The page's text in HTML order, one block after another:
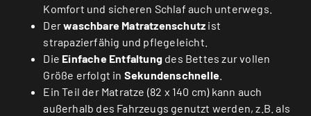
Komfort und sicheren Schlaf auch unterwegs.
Derwaschbare Matratzenschutz ist
strapazierfähig und pflegeleicht.
Die Einfache Entfaltung des Bettes zur vollen
Größe erfolgt in Sekundenschnelle
Ein Teil der Matratze (82 x 140 cm) kann auch
außerhalb des Fahrzeugs genutzt werden, z.B. als